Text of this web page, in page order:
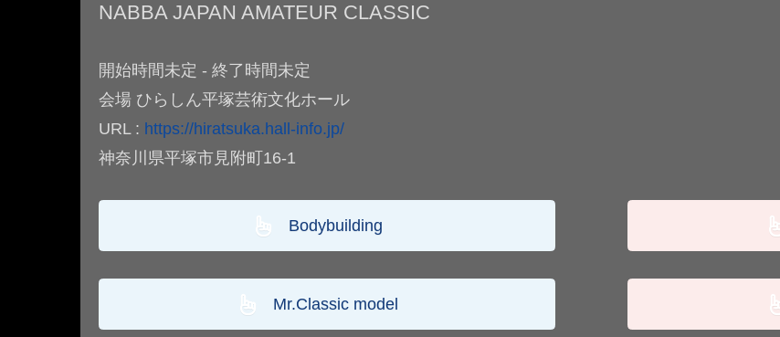
NABBA JAPAN AMATEUR CLASSIC
開始時間未定 - 終了時間未定
会場 ひらしん平塚芸術文化ホール
URL : https://hiratsuka.hall-info.jp/
神奈川県平塚市見附町16-1
Bodybuilding
Mr.Classic model